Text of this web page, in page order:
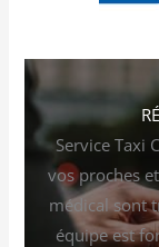
Service Taxi
vos proches
médical sont
équipe est